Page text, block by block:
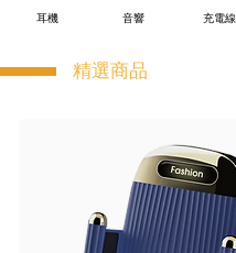
耳機 音響 充電線
精選商品